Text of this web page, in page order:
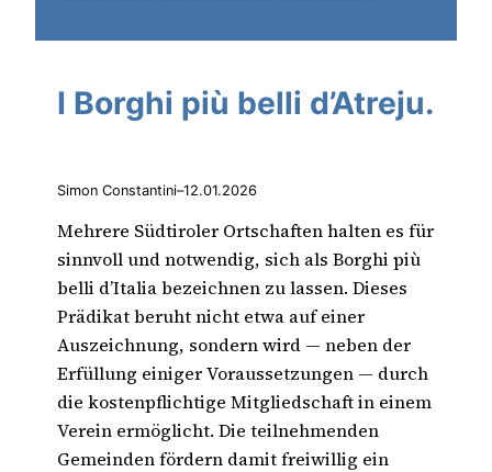
I Borghi più belli d’Atreju.
Simon Constantini–12.01.2026
Mehrere Südtiroler Ortschaften halten es für
sinnvoll und notwendig, sich als Borghi più
belli d’Italia bezeichnen zu lassen. Dieses
Prädikat beruht nicht etwa auf einer
Auszeichnung, sondern wird — neben der
Erfüllung einiger Voraussetzungen — durch
die kostenpflichtige Mitgliedschaft in einem
Verein ermöglicht. Die teilnehmenden
Gemeinden fördern damit freiwillig ein